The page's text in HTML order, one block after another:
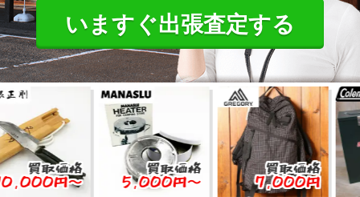
いますぐ出張査定する
価格
〜
買取価格
5,000円〜
買取価格
7,000円
買